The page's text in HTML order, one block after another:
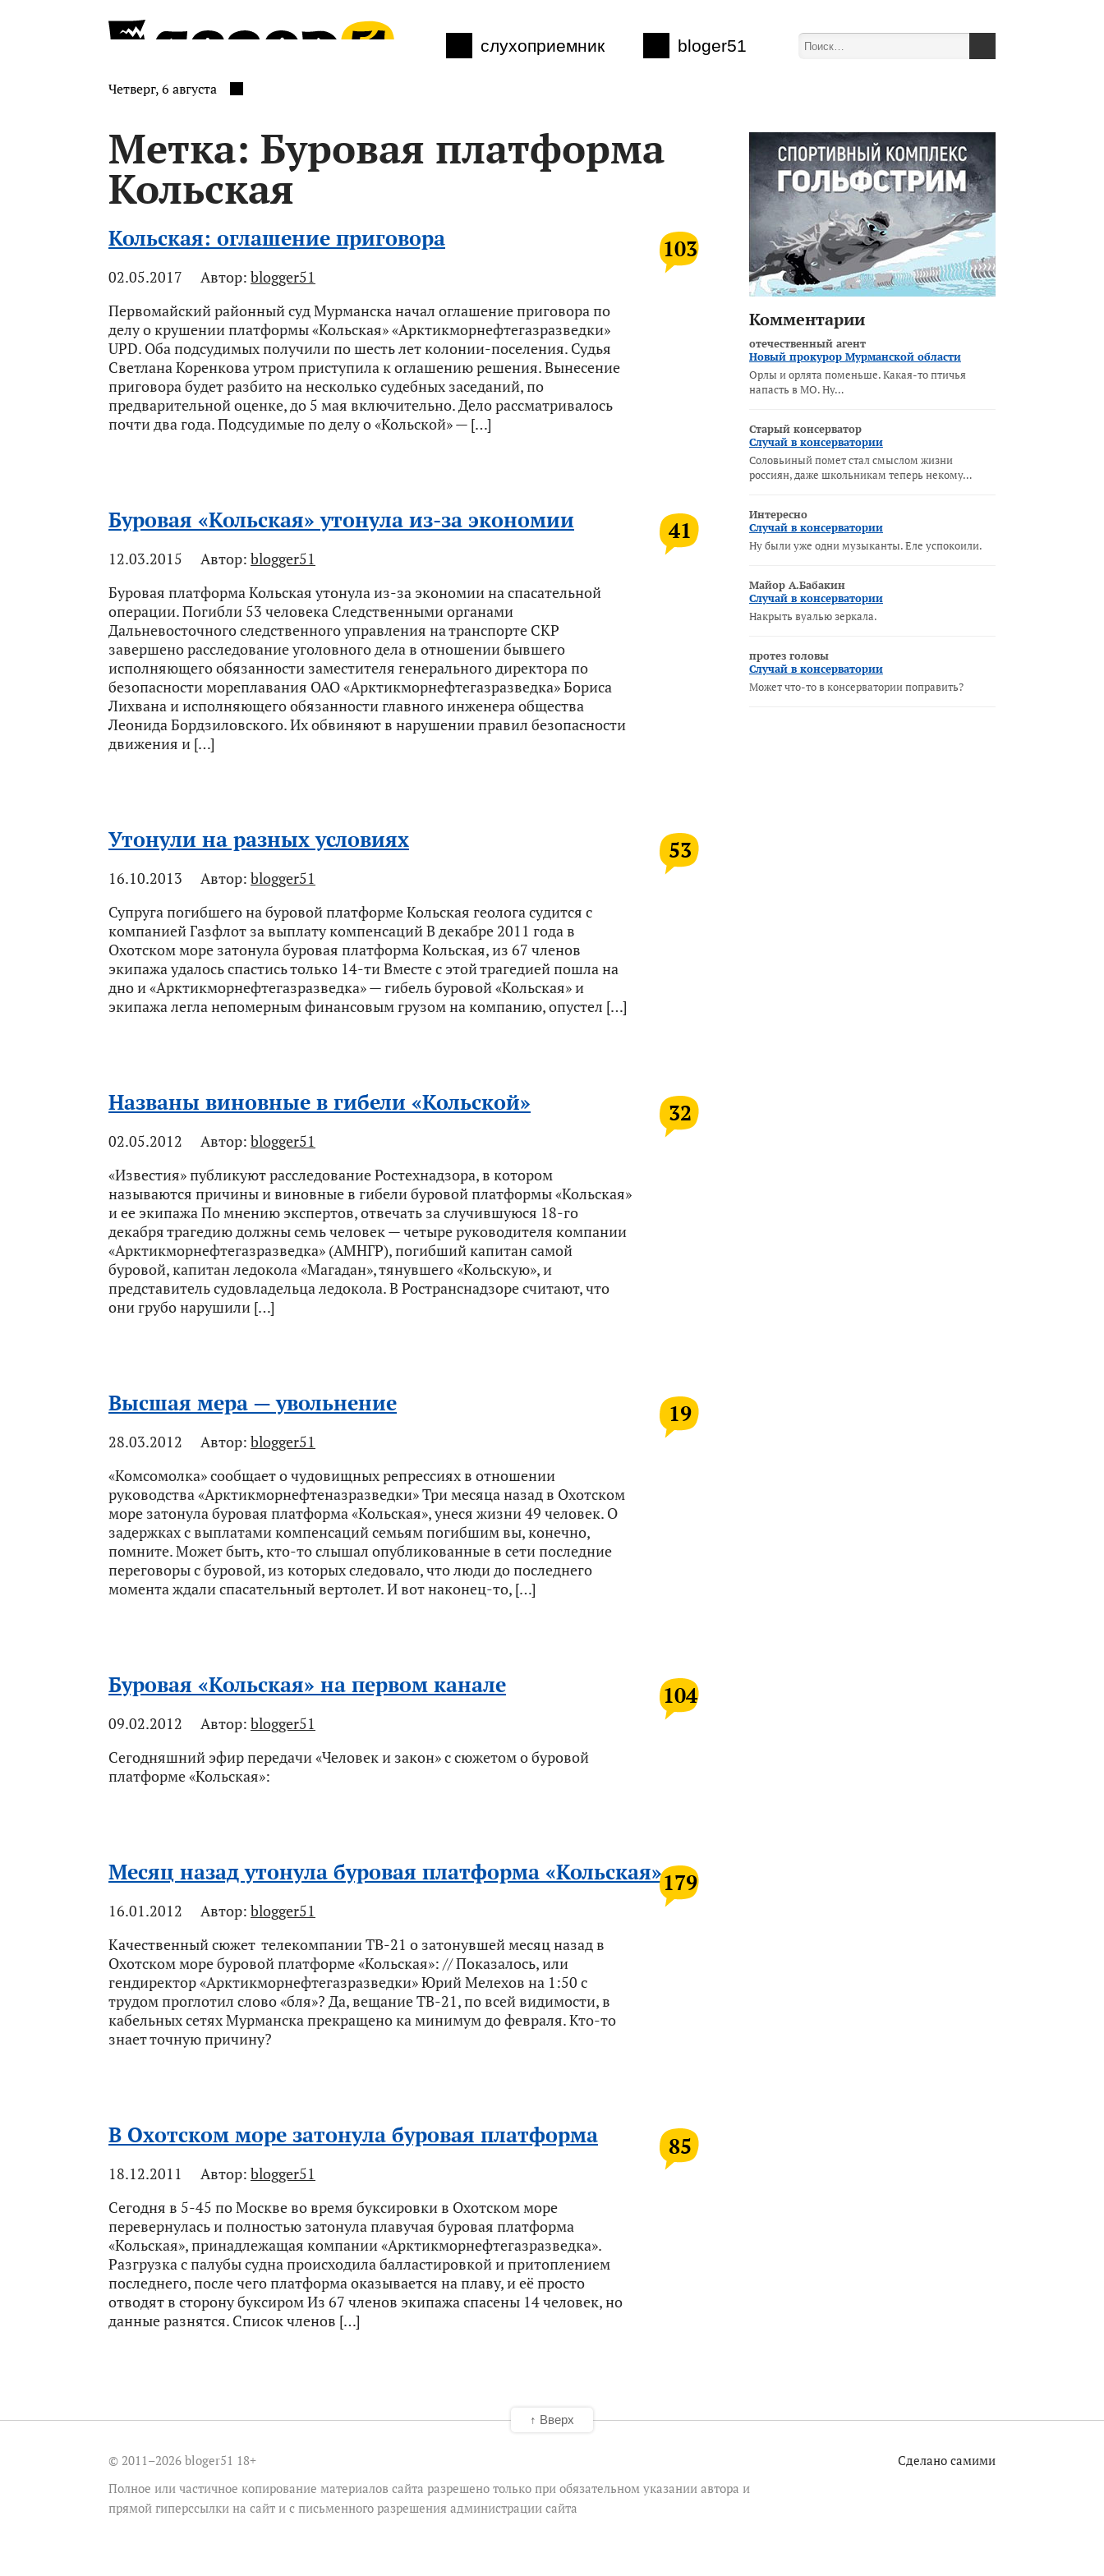
слухоприемник bloger51
Четверг, 6 августа
Метка: Буровая платформа
Кольская
Кольская: оглашение приговора 103
02.05.2017 Автор: blogger51
Первомайский районный суд Мурманска начал оглашение приговора по
делу о крушении платформы «Кольская» «Арктикморнефтегазразведки»
UPD. Оба подсудимых получили по шесть лет колонии-поселения. Судья
Светлана Коренкова утром приступила к оглашению решения. Вынесение
приговора будет разбито на несколько судебных заседаний, по
предварительной оценке, до 5 мая включительно. Дело рассматривалось
почти два года. Подсудимые по делу о «Кольской» — […]
Буровая «Кольская» утонула из-за экономии 41
12.03.2015 Автор: blogger51
Буровая платформа Кольская утонула из-за экономии на спасательной
операции. Погибли 53 человека Следственными органами
Дальневосточного следственного управления на транспорте СКР
завершено расследование уголовного дела в отношении бывшего
исполняющего обязанности заместителя генерального директора по
безопасности мореплавания ОАО «Арктикморнефтегазразведка» Бориса
Лихвана и исполняющего обязанности главного инженера общества
Леонида Бордзиловского. Их обвиняют в нарушении правил безопасности
движения и […]
Утонули на разных условиях 53
16.10.2013 Автор: blogger51
Супруга погибшего на буровой платформе Кольская геолога судится с
компанией Газфлот за выплату компенсаций В декабре 2011 года в
Охотском море затонула буровая платформа Кольская, из 67 членов
экипажа удалось спастись только 14-ти Вместе с этой трагедией пошла на
дно и «Арктикморнефтегазразведка» — гибель буровой «Кольская» и
экипажа легла непомерным финансовым грузом на компанию, опустел […]
Названы виновные в гибели «Кольской» 32
02.05.2012 Автор: blogger51
«Известия» публикуют расследование Ростехнадзора, в котором
называются причины и виновные в гибели буровой платформы «Кольская»
и ее экипажа По мнению экспертов, отвечать за случившуюся 18-го
декабря трагедию должны семь человек — четыре руководителя компании
«Арктикморнефтегазразведка» (АМНГР), погибший капитан самой
буровой, капитан ледокола «Магадан», тянувшего «Кольскую», и
представитель судовладельца ледокола. В Ространснадзоре считают, что
они грубо нарушили […]
Высшая мера — увольнение 19
28.03.2012 Автор: blogger51
«Комсомолка» сообщает о чудовищных репрессиях в отношении
руководства «Арктикморнефтеназразведки» Три месяца назад в Охотском
море затонула буровая платформа «Кольская», унеся жизни 49 человек. О
задержках с выплатами компенсаций семьям погибшим вы, конечно,
помните. Может быть, кто-то слышал опубликованные в сети последние
переговоры с буровой, из которых следовало, что люди до последнего
момента ждали спасательный вертолет. И вот наконец-то, […]
Буровая «Кольская» на первом канале 104
09.02.2012 Автор: blogger51
Сегодняшний эфир передачи «Человек и закон» с сюжетом о буровой
платформе «Кольская»:
Месяц назад утонула буровая платформа «Кольская»179
16.01.2012 Автор: blogger51
Качественный сюжет телекомпании ТВ-21 о затонувшей месяц назад в
Охотском море буровой платформе «Кольская»: // Показалось, или
гендиректор «Арктикморнефтегазразведки» Юрий Мелехов на 1:50 с
трудом проглотил слово «бля»? Да, вещание ТВ-21, по всей видимости, в
кабельных сетях Мурманска прекращено ка минимум до февраля. Кто-то
знает точную причину?
В Охотском море затонула буровая платформа 85
18.12.2011 Автор: blogger51
Сегодня в 5-45 по Москве во время буксировки в Охотском море
перевернулась и полностью затонула плавучая буровая платформа
«Кольская», принадлежащая компании «Арктикморнефтегазразведка».
Разгрузка с палубы судна происходила балластировкой и притоплением
последнего, после чего платформа оказывается на плаву, и её просто
отводят в сторону буксиром Из 67 членов экипажа спасены 14 человек, но
данные разнятся. Список членов […]
Комментарии
отечественный агент
Новый прокурор Мурманской области
Орлы и орлята поменьше. Какая-то птичья
напасть в МО. Ну…
Старый консерватор
Случай в консерватории
Соловьиный помет стал смыслом жизни
россиян, даже школьникам теперь некому…
Интересно
Случай в консерватории
Ну были уже одни музыканты. Еле успокоили.
Майор А.Бабакин
Случай в консерватории
Накрыть вуалью зеркала.
протез головы
Случай в консерватории
Может что-то в консерватории поправить?
© 2011–2026 bloger51 18+
Полное или частичное копирование материалов сайта разрешено только при обязательном указании автора и
прямой гиперссылки на сайт и с письменного разрешения администрации сайта
Сделано самими
↑ Вверх